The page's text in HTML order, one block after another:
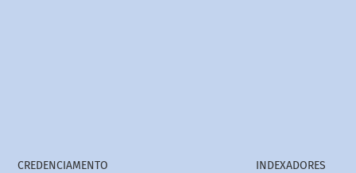
CREDENCIAMENTO INDEXADORES